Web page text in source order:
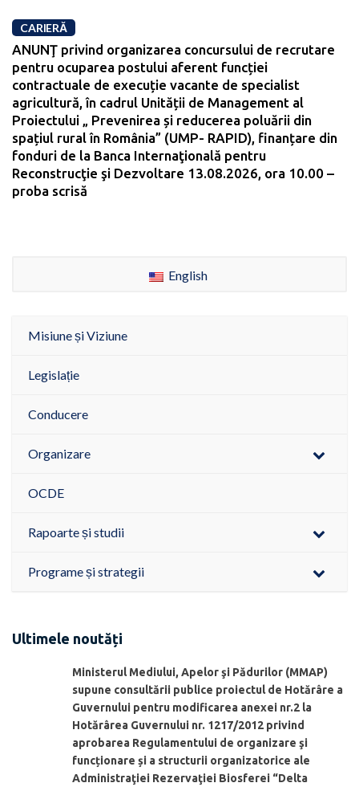
CARIERĂ
ANUNŢ privind organizarea concursului de recrutare
pentru ocuparea postului aferent funcției
contractuale de execuție vacante de specialist
agricultură, în cadrul Unității de Management al
Proiectului „ Prevenirea și reducerea poluării din
spațiul rural în România” (UMP- RAPID), finanțare din
fonduri de la Banca Internaţională pentru
Reconstrucţie şi Dezvoltare 13.08.2026, ora 10.00 –
proba scrisă
English
Misiune și Viziune
Legislație
Conducere
Organizare
OCDE
Rapoarte și studii
Programe și strategii
Ultimele noutăți
Ministerul Mediului, Apelor şi Pădurilor (MMAP)
supune consultării publice proiectul de Hotărâre a
Guvernului pentru modificarea anexei nr.2 la
Hotărârea Guvernului nr. 1217/2012 privind
aprobarea Regulamentului de organizare şi
funcționare și a structurii organizatorice ale
Administraţiei Rezervaţiei Biosferei “Delta